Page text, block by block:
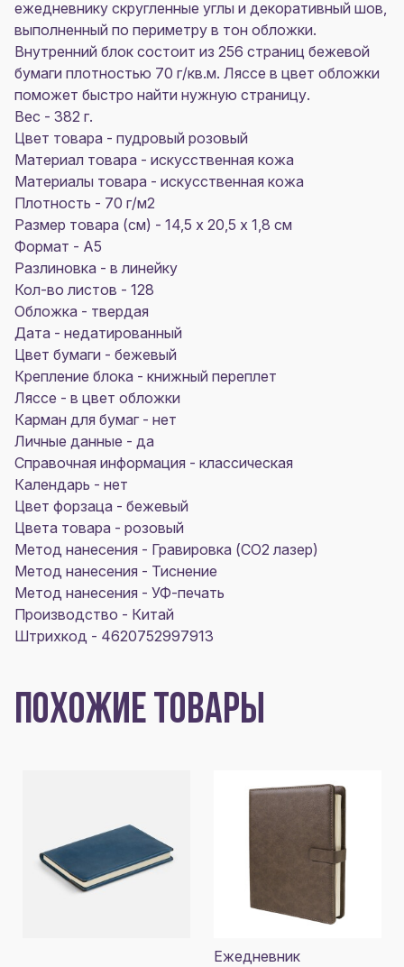
ежедневнику скругленные углы и декоративный шов,
выполненный по периметру в тон обложки.
Внутренний блок состоит из 256 страниц бежевой
бумаги плотностью 70 г/кв.м. Ляссе в цвет обложки
поможет быстро найти нужную страницу.
Вес - 382 г.
Цвет товара - пудровый розовый
Материал товара - искусственная кожа
Материалы товара - искусственная кожа
Плотность - 70 г/м2
Размер товара (см) - 14,5 х 20,5 х 1,8 см
Формат - A5
Разлиновка - в линейку
Кол-во листов - 128
Обложка - твердая
Дата - недатированный
Цвет бумаги - бежевый
Крепление блока - книжный переплет
Ляссе - в цвет обложки
Карман для бумаг - нет
Личные данные - да
Справочная информация - классическая
Календарь - нет
Цвет форзаца - бежевый
Цвета товара - розовый
Метод нанесения - Гравировка (CO2 лазер)
Метод нанесения - Тиснение
Метод нанесения - УФ-печать
Производство - Китай
Штрихкод - 4620752997913
ПОХОЖИЕ ТОВАРЫ
Ежедневник